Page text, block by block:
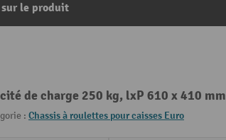
sur le produit
de charge 250 kg, lxP 610 x 410 mm
: Chassis à roulettes pour caisses Euro